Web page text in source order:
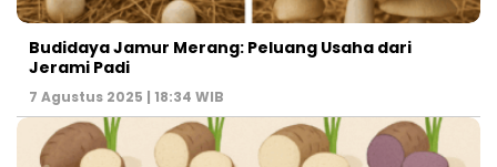
Budidaya Jamur Merang: Peluang Usaha dari
Jerami Padi
7 Agustus 2025 | 18:34 WIB